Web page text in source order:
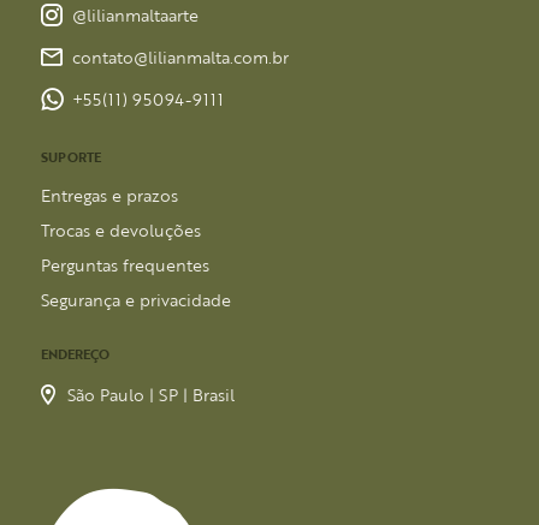
@lilianmaltaarte
contato@lilianmalta.com.br
+55(11) 95094-9111
SUPORTE
Entregas e prazos
Trocas e devoluções
Perguntas frequentes
Segurança e privacidade
ENDEREÇO
São Paulo | SP | Brasil